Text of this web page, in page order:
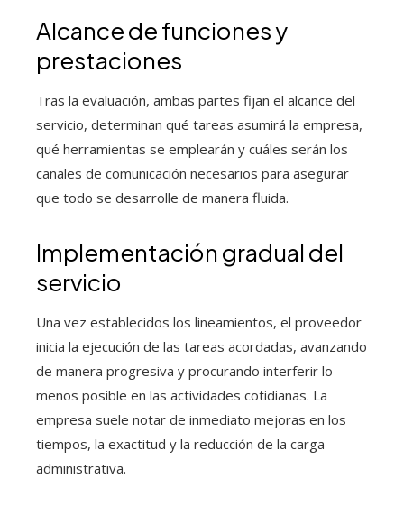
Alcance de funciones y
prestaciones
Tras la evaluación, ambas partes fijan el alcance del
servicio, determinan qué tareas asumirá la empresa,
qué herramientas se emplearán y cuáles serán los
canales de comunicación necesarios para asegurar
que todo se desarrolle de manera fluida.
Implementación gradual del
servicio
Una vez establecidos los lineamientos, el proveedor
inicia la ejecución de las tareas acordadas, avanzando
de manera progresiva y procurando interferir lo
menos posible en las actividades cotidianas. La
empresa suele notar de inmediato mejoras en los
tiempos, la exactitud y la reducción de la carga
administrativa.